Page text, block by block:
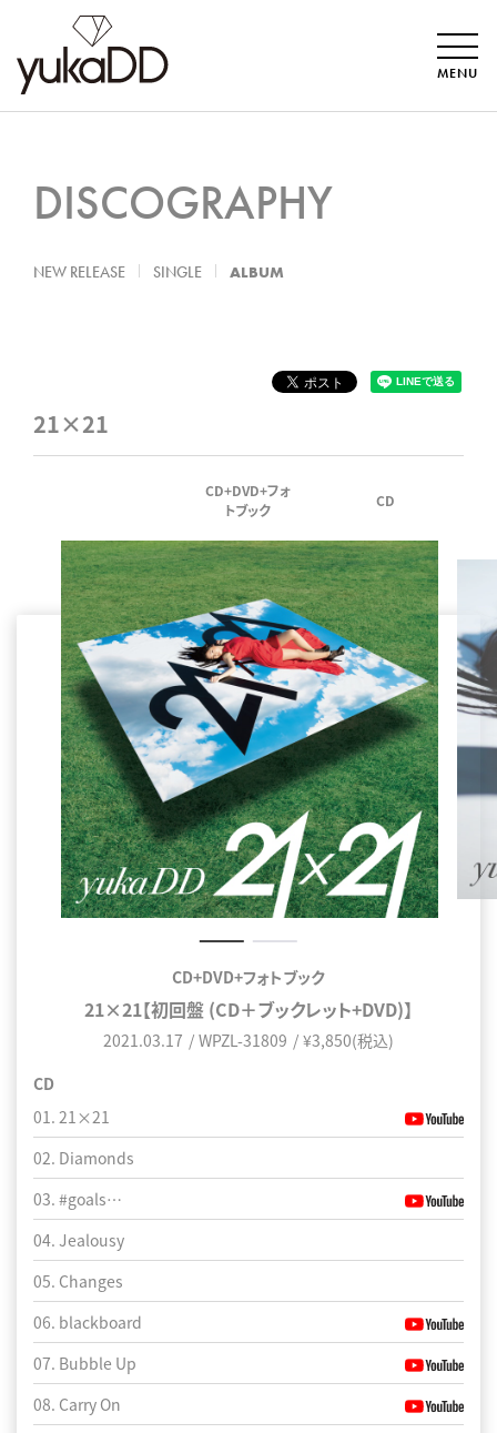
MENU
DISCOGRAPHY
NEW RELEASE SINGLE ALBUM
21×21
CD+DVD+フォ
トブック
CD
CD+DVD+フォトブック
21×21【初回盤 (CD＋ブックレット+DVD)】
2021.03.17 WPZL-31809
¥3,850(税込)
CD
01. 21×21
02. Diamonds
03. #goals…
04. Jealousy
05. Changes
06. blackboard
07. Bubble Up
08. Carry On
CD
21×21
2021.03.17 WPCL-13272 ¥3,080(税込)
01. 21×21
02. Diamonds
03. #goals…
04. Jealousy
05. Changes
06. blackboard
07. Bubble Up
08. Carry On
09. Only Have Love For You